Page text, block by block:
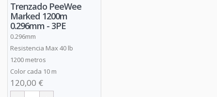
Trenzado PeeWee
Marked 1200m
0.296mm - 3PE
0.296mm
Resistencia Max 40 lb
1200 metros
Color cada 10 m
120,00 €